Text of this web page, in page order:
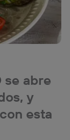
se abre
y
esta